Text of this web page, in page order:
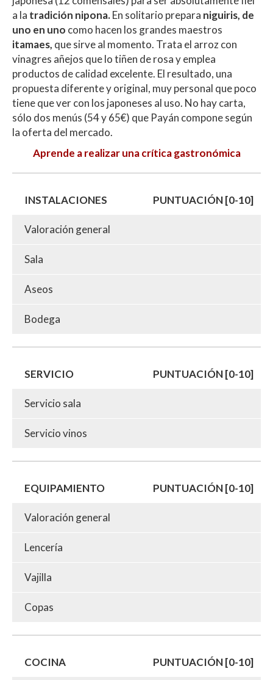
a la tradición nipona.En solitario prepara niguiris, de
uno en uno como hacen los grandes maestros
itamaes, que sirve al momento. Trata el arroz con
vinagres añejos que lo tiñen de rosa y emplea
productos de calidad excelente. El resultado, una
propuesta diferente y original, muy personal que poco
tiene que ver con los japoneses al uso. No hay carta,
sólo dos menús (54 y 65€) que Payán compone según
la oferta del mercado.
Aprende a realizar una crítica gastronómica
INSTALACIONES PUNTUACIÓN [0-10]
Valoración general
Sala
Aseos
Bodega
SERVICIO PUNTUACIÓN [0-10]
Servicio sala
Servicio vinos
EQUIPAMIENTO PUNTUACIÓN [0-10]
Valoración general
Lencería
Vajilla
Copas
COCINA PUNTUACIÓN [0-10]